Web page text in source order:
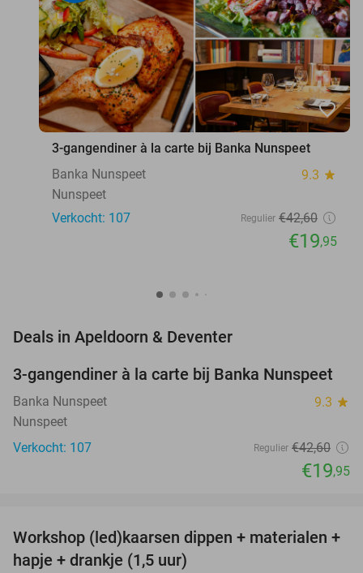
favorite_border
3-gangendiner à la carte bij Banka Nunspeet
Banka Nunspeet
9.3 star
Nunspeet
Verkocht: 107
Regulier €42,60
€19,95
Deals in Apeldoorn & Deventer
53%
NEW
TODAY
3-gangendiner à la carte bij Banka Nunspeet
Banka Nunspeet 9.3 star
Nunspeet
Verkocht: 107
Regulier €42,60
€19,95
50%
Workshop (led)kaarsen dippen + materialen +
hapje + drankje (1,5 uur)